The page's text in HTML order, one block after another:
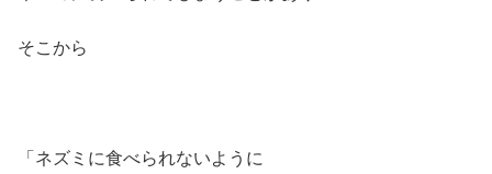
そこから
「ネズミに食べられないように